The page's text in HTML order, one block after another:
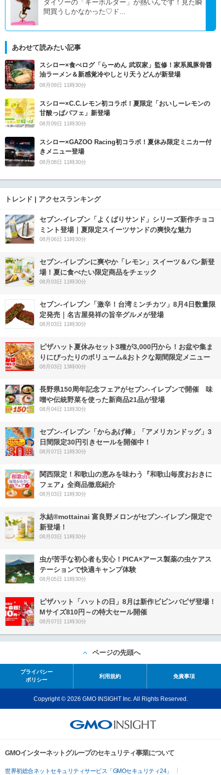
ダイソーの「キーホルダー」が熱いんです！見た瞬
間買うしかなかった♡ド...
あわせて読みたい記事
スシロー×食べログ「らーめん 武双家」監修！家系風豚骨醤
油ラーメン＆新感覚冷やしとり天うどんが新登場
08月09日 11時30分
スシロー×C.C.レモン初コラボ！夏限定「おいしーレモンの
甘酸っぱパフェ」新登場
08月09日 11時30分
スシロー×GAZOO Racing初コラボ！夏休み限定ミニカー付
きメニュー登場
08月08日 11時30分
トレンド | アクセスランキング
セブン‐イレブン「よくばりサンド」シリーズ新作チョコ
ミント登場｜夏限定スイーツサンドの爽快な魅力
08月06日 11時30分
セブン‐イレブンに爽やか「レモン」スイーツ＆パン新登
場！夏に食べたい限定商品をチェック
08月03日 11時30分
セブン-イレブン「激辛！台湾ミンチカツ」8月4日数量限
定発売｜名古屋発祥の旨辛グルメが登場
08月03日 11時30分
ピザハット夏休みセット3種が3,000円から！お盆や集ま
りにぴったりのボリューム&おトクな期間限定メニュー
08月03日 13時00分
長野県150周年記念フェアがセブン-イレブンで開催 味
噌や伝統野菜を使った新商品21品が登場
08月04日 11時30分
セブン‐イレブン「からあげ棒」「アメリカンドッグ」3
日間限定30円引きセールを開催中！
08月07日 11時30分
関西限定！和歌山の恵みを味わう『和歌山毎度おおきに
フェア』全商品徹底紹介
08月03日 11時30分
氷結®mottainai 富良野メロンがセブン‐イレブン限定で
新登場！
08月03日 11時30分
虫が苦手な初心者も安心！PICA×アース製薬の虫ケアス
テーションで快適キャンプ体験
08月05日 11時30分
ピザハット「ハットの日」8月は新作ビビンバピザ登場！
Mサイズ810円～の特大セール開催
08月07日 11時30分
ページの先頭へ
プライバシー
ポリシー
利用規約 免責事項
Copyright © 2026 GMO INSIGHT Inc. All Rights Reserved.
GMOインターネットグループのセキュリティ事業について
世界初総合ネットセキュリティサービス「GMOセキュリティ24」